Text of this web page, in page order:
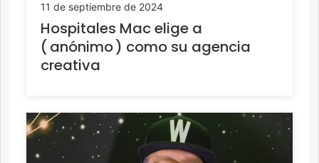
11 de septiembre de 2024
Hospitales Mac elige a
( anónimo ) como su agencia
creativa